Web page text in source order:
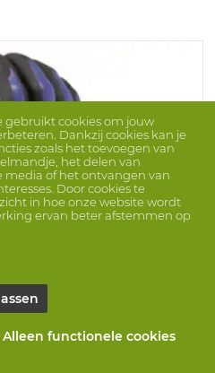
Dual-Nit 3/4-D
gebruikt cookies om jouw
Dankzij cookies kan je
zoals het toevoegen van
het delen van
media of het ontvangen van
Door cookies te
in hoe onze website wordt
ervan beter afstemmen op
Alleen functionele cookies